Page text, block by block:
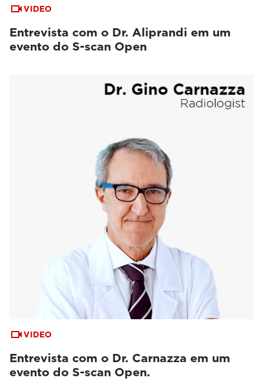
VIDEO
Entrevista com o Dr. Aliprandi em um
evento do S-scan Open
VIDEO
Entrevista com o Dr. Carnazza em um
evento do S-scan Open.